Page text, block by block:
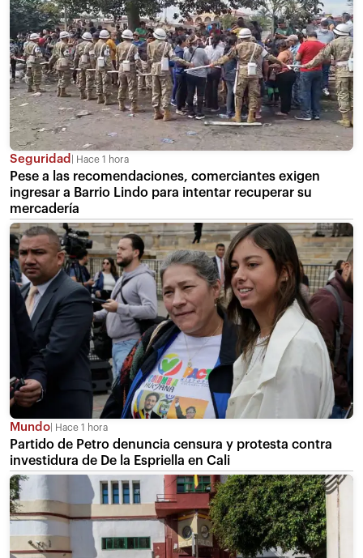
Seguridad Hace 1 hora
Pese a las recomendaciones, comerciantes exigen
ingresar a Barrio Lindo para intentar recuperar su
mercadería
Mundo Hace 1 hora
Partido de Petro denuncia censura y protesta contra
investidura de De la Espriella en Cali